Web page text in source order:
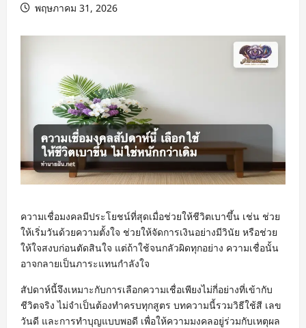
พฤษภาคม 31, 2026
ความเชื่อมงคลมีประโยชน์ที่สุดเมื่อช่วยให้ชีวิตเบาขึ้น เช่น ช่วย
ให้เริ่มวันด้วยความตั้งใจ ช่วยให้จัดการเงินอย่างมีวินัย หรือช่วย
ให้ใจสงบก่อนตัดสินใจ แต่ถ้าใช้จนกลัวผิดทุกอย่าง ความเชื่อนั้น
อาจกลายเป็นภาระแทนกำลังใจ
สัปดาห์นี้จึงเหมาะกับการเลือกความเชื่อเพียงไม่กี่อย่างที่เข้ากับ
ชีวิตจริง ไม่จำเป็นต้องทำครบทุกสูตร บทความนี้รวมวิธีใช้สี เลข
วันดี และการทำบุญแบบพอดี เพื่อให้ความมงคลอยู่ร่วมกับเหตุผล